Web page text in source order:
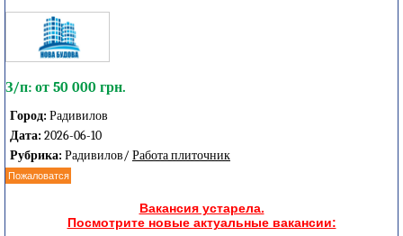
З/п: от 50 000 грн.
Город: Радивилов
Дата: 2026-06-10
Рубрика: Радивилов/ Работа плиточник
Пожаловатся
Вакансия устарела.
Посмотрите новые актуальные вакансии: